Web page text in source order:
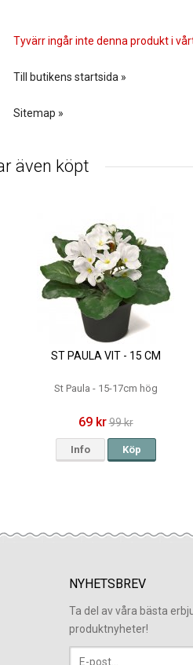
Tyvärr ingår inte denna produkt i
Till butikens startsida »
Sitemap »
även köpt
ST PAULA VIT - 15 CM
St Paula - 15-17cm hög
69 kr99 kr
Info Köp
NYHETSBREV
Ta del av våra bästa
produktnyheter!